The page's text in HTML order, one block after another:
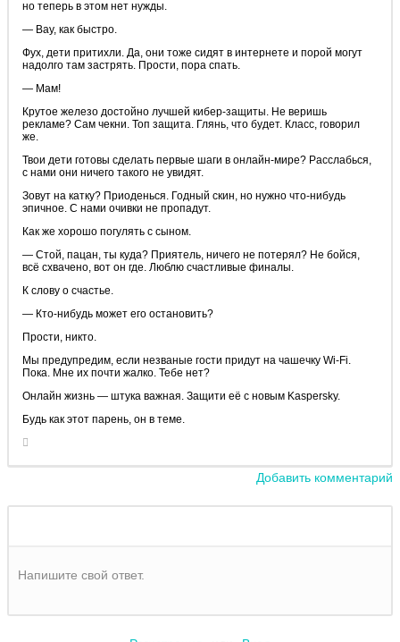
но теперь в этом нет нужды.
— Вау, как быстро.
Фух, дети притихли. Да, они тоже сидят в интернете и порой могут
надолго там застрять. Прости, пора спать.
— Мам!
Крутое железо достойно лучшей кибер-защиты. Не веришь
рекламе? Сам чекни. Топ защита. Глянь, что будет. Класс, говорил
же.
Твои дети готовы сделать первые шаги в онлайн-мире? Расслабься,
с нами они ничего такого не увидят.
Зовут на катку? Приоденься. Годный скин, но нужно что-нибудь
эпичное. С нами очивки не пропадут.
Как же хорошо погулять с сыном.
— Стой, пацан, ты куда? Приятель, ничего не потерял? Не бойся,
всё схвачено, вот он где. Люблю счастливые финалы.
К слову о счастье.
— Кто-нибудь может его остановить?
Прости, никто.
Мы предупредим, если незваные гости придут на чашечку Wi-Fi.
Пока. Мне их почти жалко. Тебе нет?
Онлайн жизнь — штука важная. Защити её с новым Kaspersky.
Будь как этот парень, он в теме.
Добавить комментарий
Напишите свой ответ.